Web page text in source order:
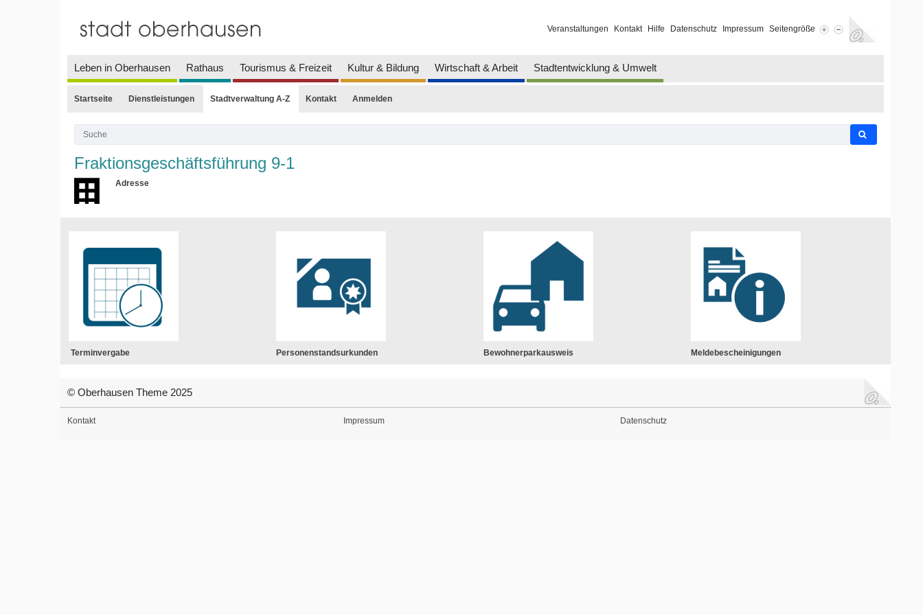
Veranstaltungen Kontakt Hilfe Datenschutz Impressum Seitengröße
Leben in Oberhausen Rathaus Tourismus & Freizeit Kultur & Bildung Wirtschaft & Arbeit Stadtentwicklung & Umwelt
Startseite Dienstleistungen Stadtverwaltung A-Z Kontakt Anmelden
Fraktionsgeschäftsführung 9-1
Adresse
Terminvergabe Personenstandsurkunden Bewohnerparkausweis Meldebescheinigungen
© Oberhausen Theme 2025
Kontakt Impressum Datenschutz